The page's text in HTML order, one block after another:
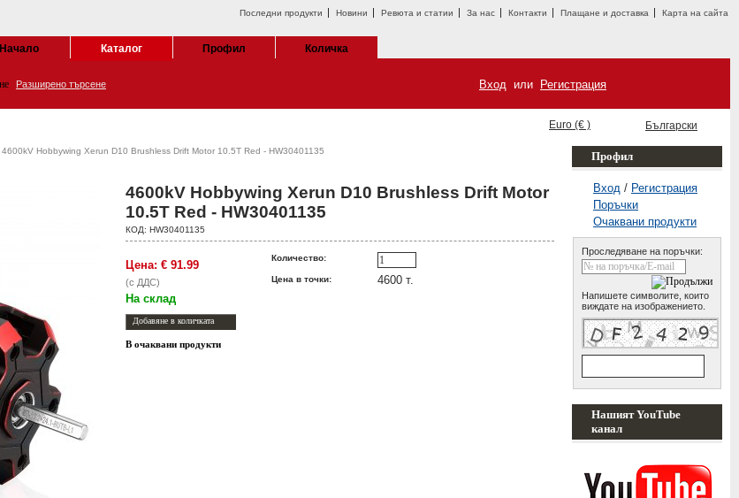
Последни продукти Новини Ревюта и статии За нас Контакти Плащане и доставка Карта на сайта
Начало Каталог Профил Количка
Вход или Регистрация
Разширено търсене
Български
Euro (€ )
4600kV Hobbywing Xerun D10 Brushless Drift Motor 10.5T Red - HW30401135
4600kV Hobbywing Xerun D10 Brushless Drift Motor
10.5T Red - HW30401135
КОД: HW30401135
Цена: € 91.99
(с ДДС)
На склад
В очаквани продукти
Количество:
Цена в точки: 4600 т.
Профил
Вход / Регистрация
Поръчки
Очаквани продукти
Проследяване на поръчки:
Напишете символите, които
виждате на изображението.
Нашият YouTube
канал